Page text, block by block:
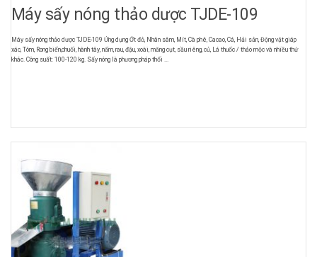
Máy sấy nóng thảo dược TJDE-109
Máy sấy nóng thảo dược TJDE-109 Ứng dụng Ớt đỏ, Nhân sâm, Mít, Cà phê, Cacao, Cá, Hải sản, Động vật giáp
xác, Tôm, Rong biển,chuối, hành tây, nấm, rau, đậu, xoài, măng cụt, sầu riêng, củ, Lá thuốc / thảo mộc và nhiều thứ
khác. Công suất: 100-120 kg. Sấy nóng là phương pháp thổi ...